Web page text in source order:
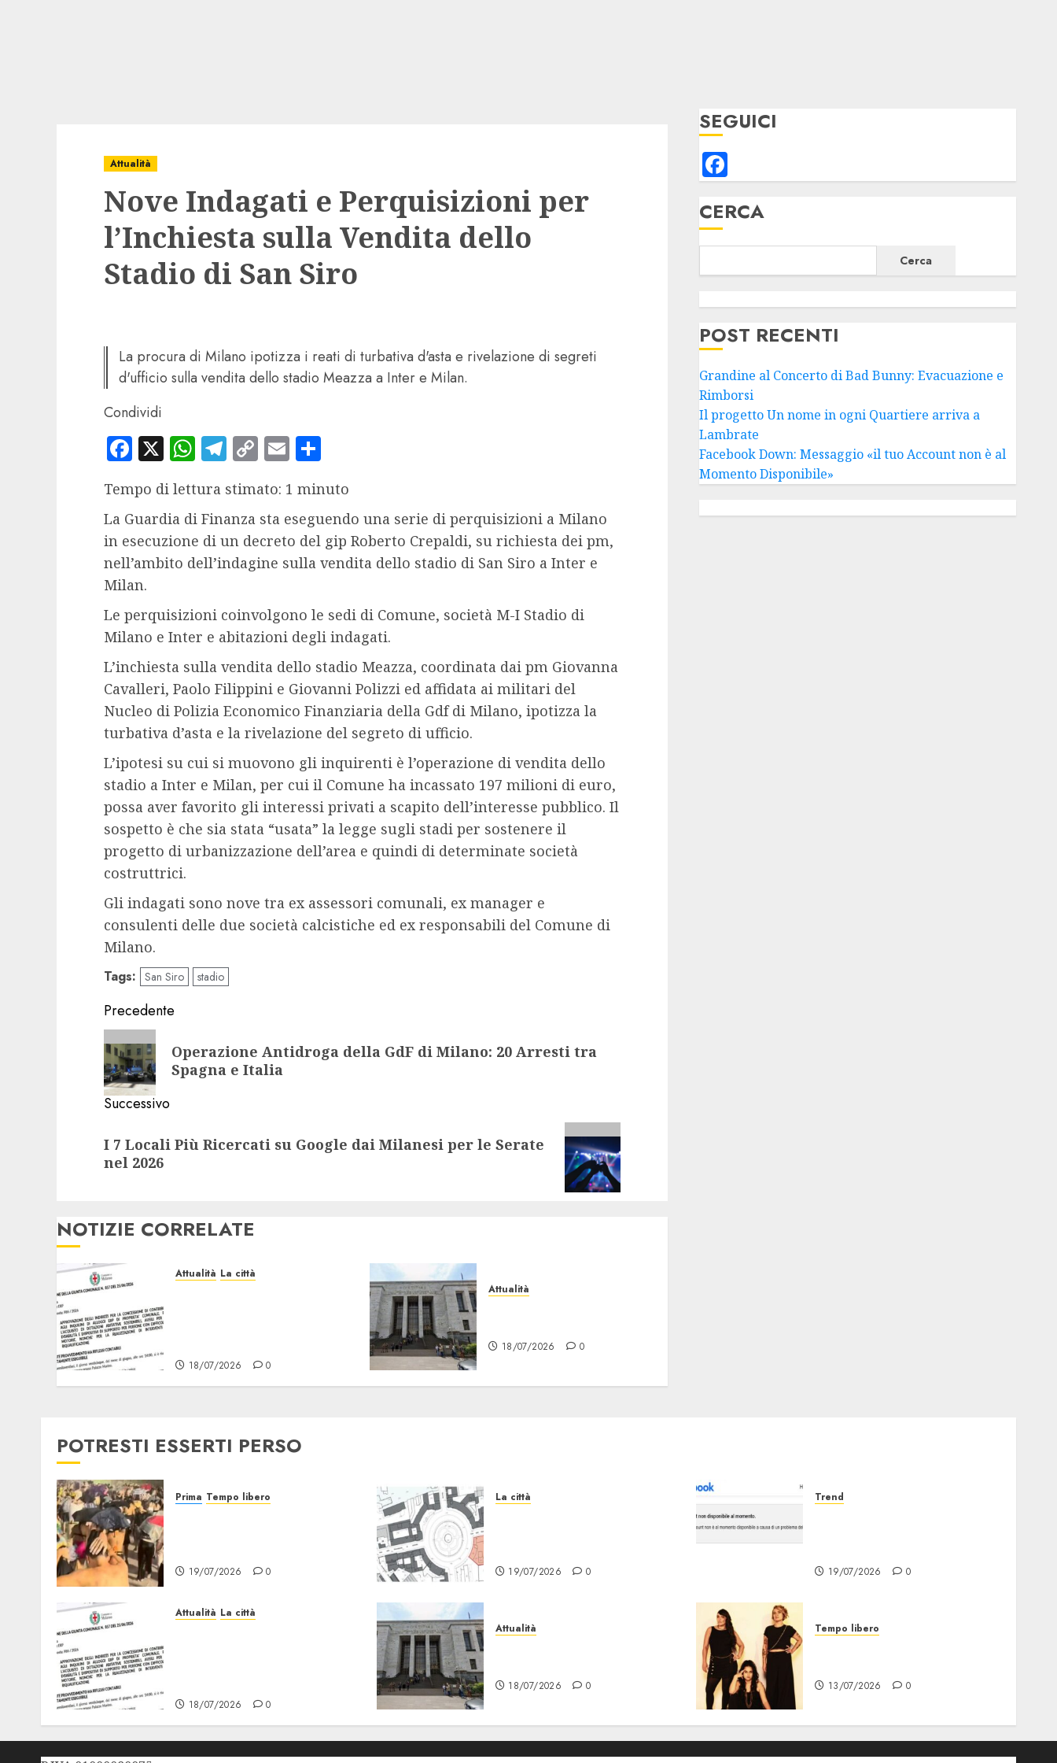
Attualità
Nove Indagati e Perquisizioni per
l’Inchiesta sulla Vendita dello
Stadio di San Siro
La procura di Milano ipotizza i reati di turbativa d'asta e rivelazione di segreti
d'ufficio sulla vendita dello stadio Meazza a Inter e Milan.
Condividi
Facebook
X WhatsApp
Telegram
Copy
Link
Email
Tempo di lettura stimato: 1 minuto
La Guardia di Finanza sta eseguendo una serie di perquisizioni a Milano
in esecuzione di un decreto del gip Roberto Crepaldi, su richiesta dei pm,
nell’ambito dell’indagine sulla vendita dello stadio di San Siro a Inter e
Milan.
Le perquisizioni coinvolgono le sedi di Comune, società M-I Stadio di
Milano e Inter e abitazioni degli indagati.
L’inchiesta sulla vendita dello stadio Meazza, coordinata dai pm Giovanna
Cavalleri, Paolo Filippini e Giovanni Polizzi ed affidata ai militari del
Nucleo di Polizia Economico Finanziaria della Gdf di Milano, ipotizza la
turbativa d’asta e la rivelazione del segreto di ufficio.
L’ipotesi su cui si muovono gli inquirenti è l’operazione di vendita dello
stadio a Inter e Milan, per cui il Comune ha incassato 197 milioni di euro,
possa aver favorito gli interessi privati a scapito dell’interesse pubblico. Il
sospetto è che sia stata “usata” la legge sugli stadi per sostenere il
progetto di urbanizzazione dell’area e quindi di determinate società
costruttrici.
Gli indagati sono nove tra ex assessori comunali, ex manager e
consulenti delle due società calcistiche ed ex responsabili del Comune di
Milano.
Tags: San Siro stadio
Navigazione
articolo
Precedente
Articolo
precedente:Operazione Antidroga della GdF di Milano: 20 Arresti tra
Spagna e Italia
Successivo
successivo:
I 7 Locali Più Ricercati su Google dai Milanesi per le Serate
nel 2026
NOTIZIE CORRELATE
Attualità La città
18/07/2026 0
Attualità
18/07/2026 0
SEGUICI
Facebook
CERCA
Cerca
POST RECENTI
Grandine al Concerto di Bad Bunny: Evacuazione e
Rimborsi
Il progetto Un nome in ogni Quartiere arriva a
Lambrate
Facebook Down: Messaggio «il tuo Account non è al
Momento Disponibile»
POTRESTI ESSERTI PERSO
Prima Tempo libero
19/07/2026 0
La città
19/07/2026 0
Trend
19/07/2026 0
Attualità La città
18/07/2026 0
Attualità
18/07/2026 0
Tempo libero
13/07/2026 0